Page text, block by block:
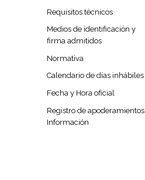
Requisitos técnicos
Medios de identificación y
firma admitidos
Normativa
Calendario de días inhábiles
Fecha y Hora oficial
Registro de apoderamientos.
Información